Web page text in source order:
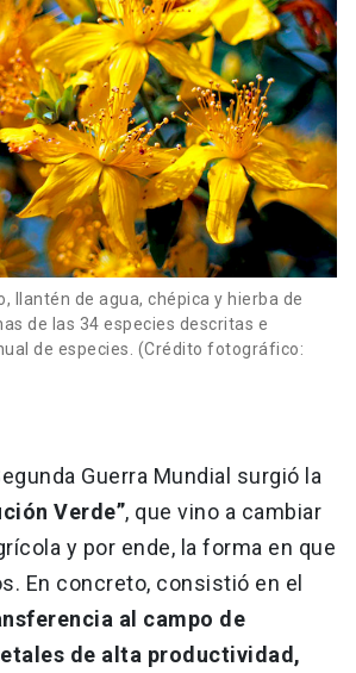
llantén de agua, chépica y hierba de
de las 34 especies descritas e
de especies. (Crédito fotográfico:
Guerra Mundial surgió la
Verde”, que vino a cambiar
y por ende, la forma en que
En concreto, consistió en el
al campo de
de alta productividad,